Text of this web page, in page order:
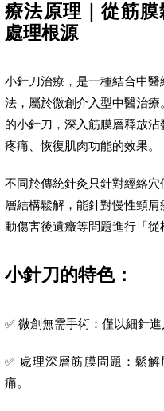
療法原理｜從筋
處理根源
小針刀治療，是一種結合中
法，屬於微創介入型中醫治
的小針刀，深入筋膜層釋放
疼痛、恢復肌肉功能的效果。
不同於傳統針灸只針對經絡
層結構鬆解，能針對慢性頸
動傷害後遺癥等問題進行「從
小針刀的特色：
✅ 微創無需手術：僅以細針
✅ 處理深層筋膜問題：鬆
痛。